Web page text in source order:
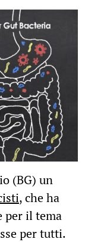
(BG) un
, che ha
per il tema
per tutti.